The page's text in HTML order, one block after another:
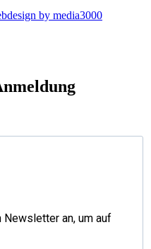
by media3000
an, um auf